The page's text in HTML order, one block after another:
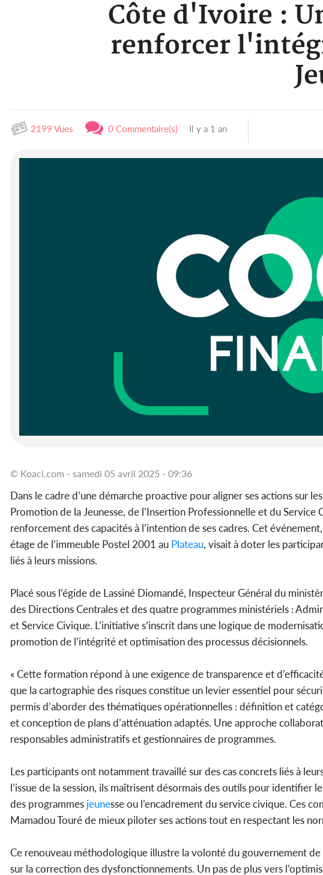
Côte d'Ivoire :
renforcer
2199 Vues 0 Commentaire(s) Il y a 1 an
© Koaci.com - samedi 05 avril 2025 - 09:36
Dans le cadre d’une démarche proactive pour aligner ses actions sur
Promotion de la Jeunesse, de l’Insertion Professionnelle et du
renforcement des capacités à l’intention de ses cadres. Cet
étage de l’immeuble Postel 2001 au Plateau, visait à doter les
liés à leurs missions.
Placé sous l’égide de Lassiné Diomandé, Inspecteur Général du
des Directions Centrales et des quatre programmes ministériels :
et Service Civique. L’initiative s’inscrit dans une logique de
promotion de l’intégrité et optimisation des processus décisionnels.
« Cette formation répond à une exigence de transparence et
que la cartographie des risques constitue un levier essentiel pour
permis d’aborder des thématiques opérationnelles : définition et
et conception de plans d’atténuation adaptés. Une approche
responsables administratifs et gestionnaires de programmes.
Les participants ont notamment travaillé sur des cas concrets liés à
l’issue de la session, ils maîtrisent désormais des outils pour
des programmes jeunesse ou l’encadrement du service civique. Ces
Mamadou Touré de mieux piloter ses actions tout en respectant les
Ce renouveau méthodologique illustre la volonté du gouvernement
sur la correction des dysfonctionnements. Un pas de plus vers